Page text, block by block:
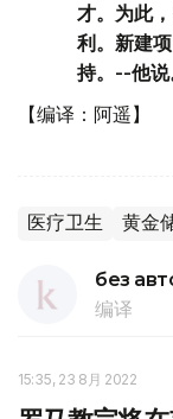
才。为此
利。新建
持。--他说
【编译：阿遥】
医疗卫生 黄金
без
编译
15:35, 23 8月 2022